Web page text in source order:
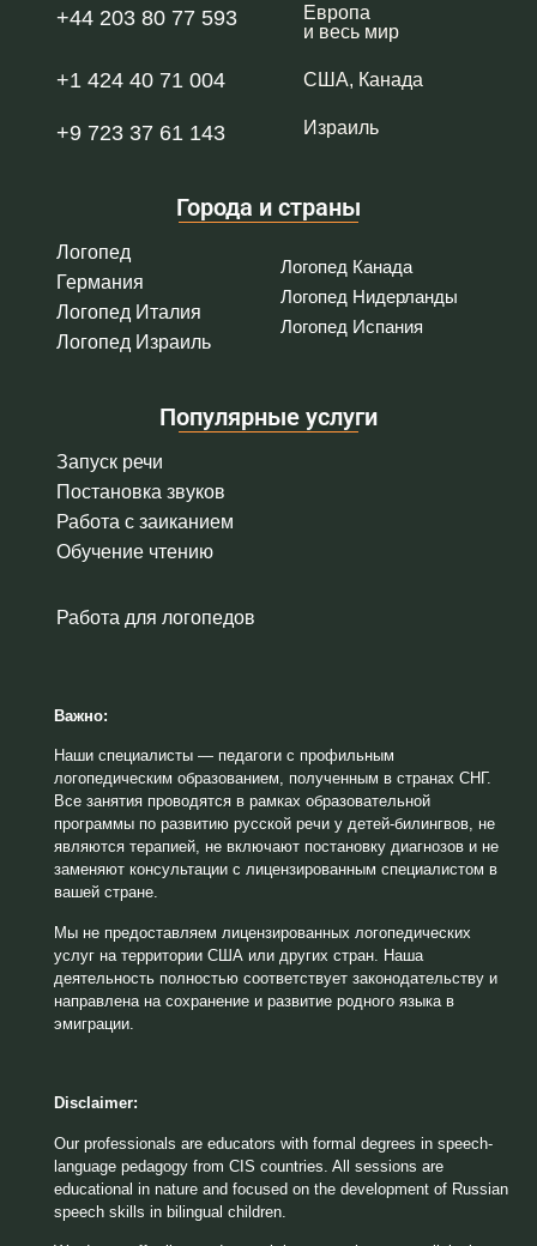
+44 203 80 77 593
Европа
и весь мир
+1 424 40 71 004 США, Канада
+9 723 37 61 143 Израиль
Города и страны
Логопед
Германия
Логопед Италия
Логопед Израиль
Логопед Канада
Логопед Нидерланды
Логопед Испания
Популярные услуги
Запуск речи
Постановка звуков
Работа с заиканием
Обучение чтению
Работа для логопедов
Важно:
Наши специалисты — педагоги с профильным
логопедическим образованием, полученным в странах СНГ.
Все занятия проводятся в рамках образовательной
программы по развитию русской речи у детей-билингвов, не
являются терапией, не включают постановку диагнозов и не
заменяют консультации с лицензированным специалистом в
вашей стране.
Мы не предоставляем лицензированных логопедических
услуг на территории США или других стран. Наша
деятельность полностью соответствует законодательству и
направлена на сохранение и развитие родного языка в
эмиграции.
Disclaimer:
Our professionals are educators with formal degrees in speech-
language pedagogy from CIS countries. All sessions are
educational in nature and focused on the development of Russian
speech skills in bilingual children.